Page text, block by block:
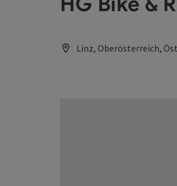
Linz, Oberösterreich,